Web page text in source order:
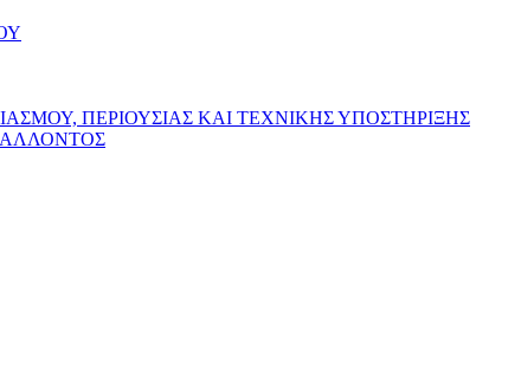
ΠΕΡΙΟΥΣΙΑΣ ΚΑΙ ΤΕΧΝΙΚΗΣ ΥΠΟΣΤΗΡΙΞΗΣ